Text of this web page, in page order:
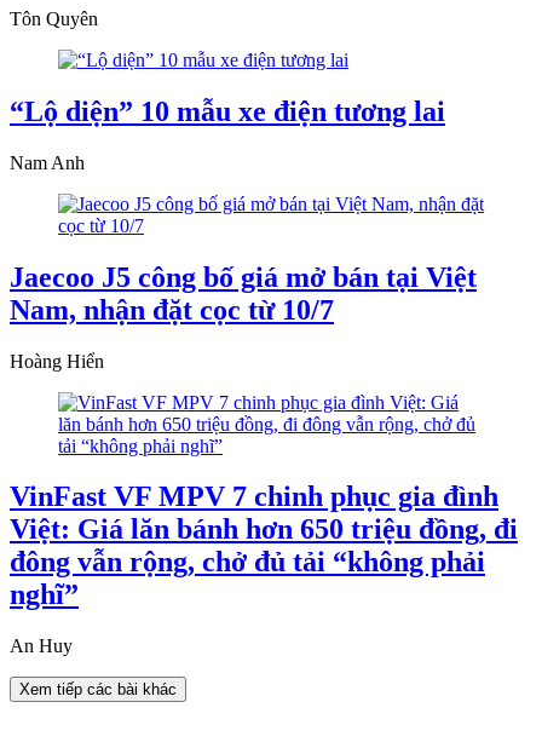
Tôn Quyên
“Lộ diện” 10 mẫu xe điện tương lai
Nam Anh
Jaecoo J5 công bố giá mở bán tại Việt
Nam, nhận đặt cọc từ 10/7
Hoàng Hiển
VinFast VF MPV 7 chinh phục gia đình
Việt: Giá lăn bánh hơn 650 triệu đồng, đi
đông vẫn rộng, chở đủ tải “không phải
nghĩ”
An Huy
Xem tiếp các bài khác